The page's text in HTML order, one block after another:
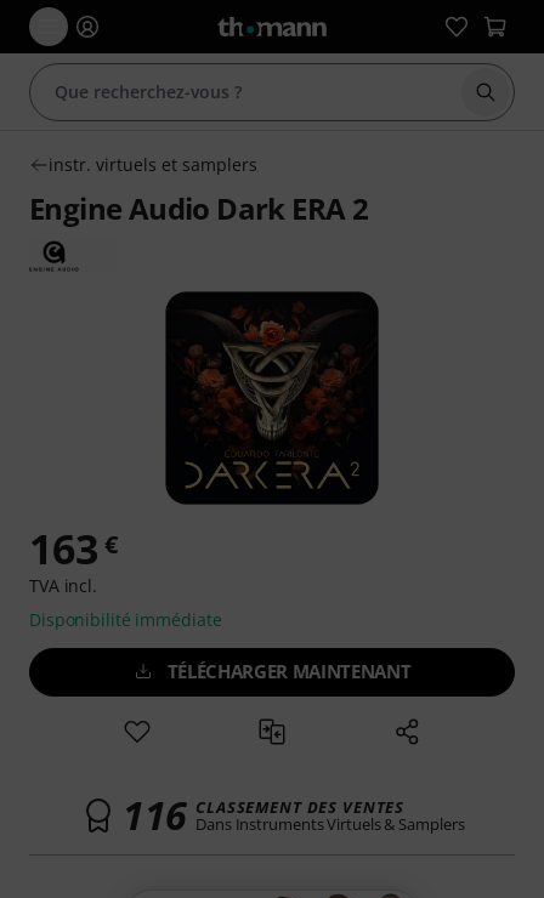
instr. virtuels et samplers
Engine Audio Dark ERA 2
163 €
TVA incl.
Disponibilité immédiate
TÉLÉCHARGER MAINTENANT
116 CLASSEMENT DES VENTES
Dans Instruments Virtuels & Samplers